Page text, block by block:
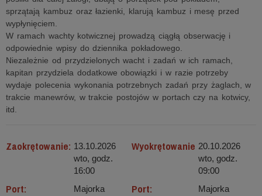
sprzątają kambuz oraz łazienki, klarują kambuz i mesę przed
wypłynięciem.
W ramach wachty kotwicznej prowadzą ciągłą obserwację i
odpowiednie wpisy do dziennika pokładowego.
Niezależnie od przydzielonych wacht i zadań w ich ramach,
kapitan przydziela dodatkowe obowiązki i w razie potrzeby
wydaje polecenia wykonania potrzebnych zadań przy żaglach, w
trakcie manewrów, w trakcie postojów w portach czy na kotwicy,
itd.
Zaokrętowanie: 13.10.2026
wto, godz.
16:00
Wyokrętowanie 20.10.2026
wto, godz.
09:00
Port: Majorka Port: Majorka